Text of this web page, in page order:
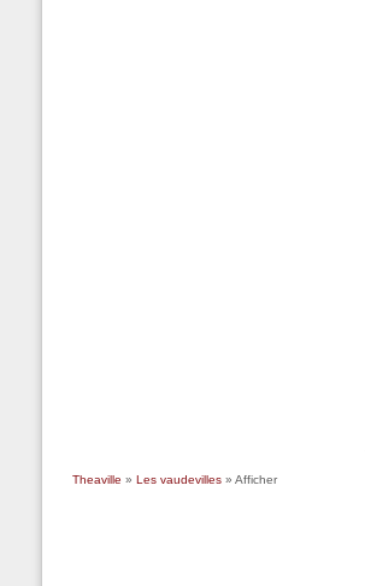
Theaville »Les vaudevilles » Afficher